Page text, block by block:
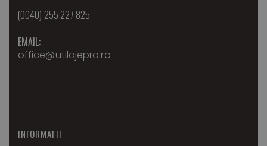
(0040) 255 227 825
EMAIL:
office@utilajepro.ro
INFORMATII